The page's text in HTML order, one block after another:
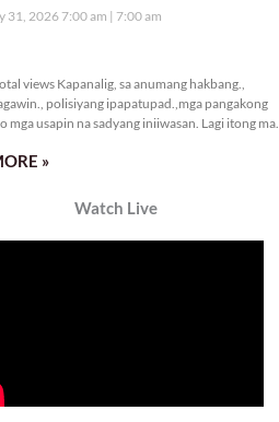
31, 2026 7:00 am 7:00 am
views Kapanalig, sa anumang hakbang.,
polisiyang ipapatupad.,mga pangakong
mga usapin na sadyang iniiwasan. Lagi itong may
»
Watch Live